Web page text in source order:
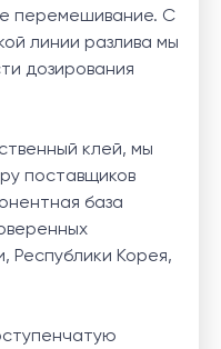
перемешивание. С
линии разлива мы
дозирования
клей, мы
поставщиков
база
Республики Корея,